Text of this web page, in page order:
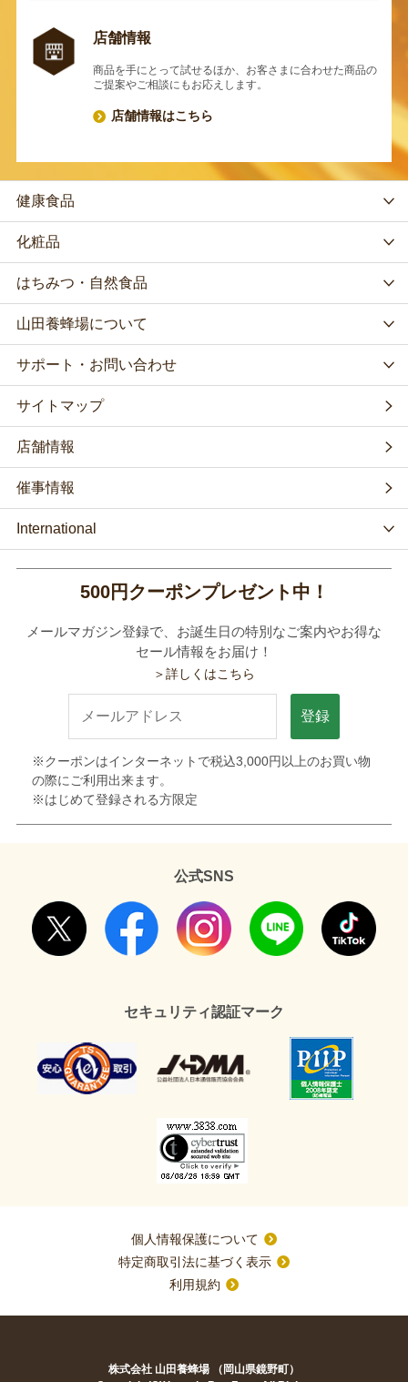
店舗情報
商品を手にとって試せるほか、お客さまに合わせた商品の
ご提案やご相談にもお応えします。
店舗情報はこちら
健康食品
化粧品
はちみつ・自然食品
山田養蜂場について
サポート・お問い合わせ
サイトマップ
店舗情報
催事情報
International
500円クーポンプレゼント中！
メールマガジン登録で、お誕生日の特別なご案内やお得な
セール情報をお届け！
＞詳しくはこちら
登録
※クーポンはインターネットで税込3,000円以上のお買い物
の際にご利用出来ます。
※はじめて登録される方限定
公式SNS
セキュリティ認証マーク
個人情報保護について
特定商取引法に基づく表示
利用規約
株式会社 山田養蜂場 （岡山県鏡野町）